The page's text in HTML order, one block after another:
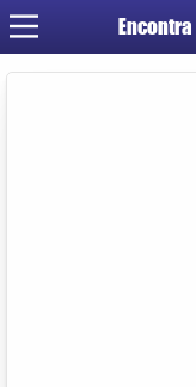
Encontra